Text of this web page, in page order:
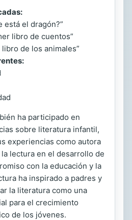
está el dragón?”
libro de cuentos”
libro de los animales”
ha participado en
sobre literatura infantil,
experiencias como autora
lectura en el desarrollo de
con la educación y la
ha inspirado a padres y
la literatura como una
para el crecimiento
de los jóvenes.